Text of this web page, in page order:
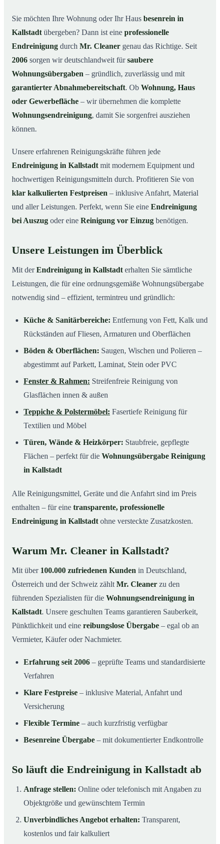
03Warum Mr. Cleaner in Kallstadt?
04So läuft die Endreinigung in Kallstadt ab
05Typische Anlässe für eine Endreinigung
07Jetzt Angebot anfordern
08So sieht eine professionelle Endreinigung in
Sie möchten Ihre Wohnung oder Ihr Haus besenrein in
Kallstadt übergeben? Dann ist eine professionelle
Endreinigung durch Mr. Cleaner genau das Richtige. Seit
2006 sorgen wir deutschlandweit fürsaubere
Wohnungsübergaben – gründlich, zuverlässig und mit
garantierter Abnahmebereitschaft. Ob Wohnung, Haus
oder Gewerbefläche – wir übernehmen die komplette
Wohnungsendreinigung, damit Sie sorgenfrei ausziehen
können.
Unsere erfahrenen Reinigungskräfte führen jede
Endreinigung in Kallstadt mit modernem Equipment und
hochwertigen Reinigungsmitteln durch. Profitieren Sie von
klar kalkulierten Festpreisen – inklusive Anfahrt, Material
und aller Leistungen. Perfekt, wenn Sie eine Endreinigung
bei Auszug oder eine Reinigung vor Einzug benötigen.
Unsere Leistungen im Überblick
Mit derEndreinigung in Kallstadt erhalten Sie sämtliche
Leistungen, die für eine ordnungsgemäße Wohnungsübergabe
notwendig sind – effizient, termintreu und gründlich:
Küche & Sanitärbereiche: Entfernung von Fett, Kalk und
Rückständen auf Fliesen, Armaturen und Oberflächen
Böden & Oberflächen: Saugen, Wischen und Polieren –
abgestimmt auf Parkett, Laminat, Stein oder PVC
Fenster & Rahmen: Streifenfreie Reinigung von
Glasflächen innen & außen
Teppiche & Polstermöbel: Fasertiefe Reinigung für
Textilien und Möbel
Türen, Wände & Heizkörper: Staubfreie, gepflegte
Flächen – perfekt für die Wohnungsübergabe Reinigung
in Kallstadt
Alle Reinigungsmittel, Geräte und die Anfahrt sind im Preis
enthalten – für eine transparente, professionelle
Endreinigung in Kallstadt ohne versteckte Zusatzkosten.
Warum Mr. Cleaner in Kallstadt?
Mit über 100.000 zufriedenen Kunden in Deutschland,
Österreich und der Schweiz zählt Mr. Cleaner zu den
führenden Spezialisten für die Wohnungsendreinigung in
Kallstadt. Unsere geschulten Teams garantieren Sauberkeit,
Pünktlichkeit und eine reibungslose Übergabe – egal ob an
Vermieter, Käufer oder Nachmieter.
Erfahrung seit 2006 – geprüfte Teams und standardisierte
Verfahren
Klare Festpreise – inklusive Material, Anfahrt und
Versicherung
Flexible Termine – auch kurzfristig verfügbar
Besenreine Übergabe – mit dokumentierter Endkontrolle
So läuft die Endreinigung in Kallstadt ab
Anfrage stellen: Online oder telefonisch mit Angaben zu
Objektgröße und gewünschtem Termin
Unverbindliches Angebot erhalten: Transparent,
kostenlos und fair kalkuliert